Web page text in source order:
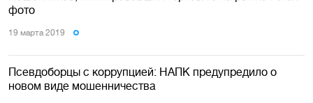
фото
19 марта 2019
Псевдоборцы с коррупцией: НАПК предупредило о
новом виде мошенничества